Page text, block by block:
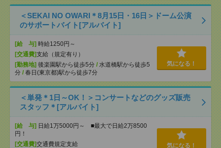
＜SEKAI NO OWARI＊8月15日・16日＞ドーム公演
のサポートバイト[アルバイト]
[給 与] 時給1250円～
[交通費]支給（規定有り）
[勤務地] 後楽園駅から徒歩5分 / 水道橋駅から徒歩5
分 / 春日(東京都)駅から徒歩7分
気になる！
＜単発＊1日～OK！＞コンサートなどのグッズ販売
スタッフ＊[アルバイト]
[給 与] 日給1万5000円～ ■最大で日給2万8500
円！
[交通費]交通費規定支給
気になる！